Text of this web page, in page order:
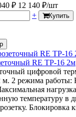
₽ 12 140 ₽/шт
+ Купить
RE ТР-16 2м
цифровой
м. 2 режима
температуру в
Блокировка